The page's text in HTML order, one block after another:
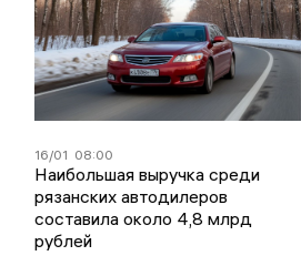
16/01 08:00
Наибольшая выручка среди
рязанских автодилеров
составила около 4,8 млрд
рублей